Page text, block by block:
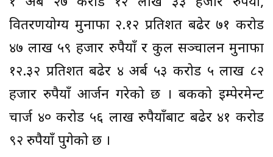
वितरणयोग्य मुनाफा २.१२ प्रतिशत बढेर ७१ करोड
४७ लाख ५९ हजार रुपैयाँ र कुल सञ्चालन मुनाफा
१२.३२ प्रतिशत बढेर ४ अर्ब ५३ करोड ५ लाख ८२
हजार रुपैयाँ आर्जन गरेको छ । बैंकको इम्पेरमेन्ट
चार्ज ४० करोड ५६ लाख रुपैयाँबाट बढेर ४१ करोड
९२ रुपैयाँ पुगेको छ ।